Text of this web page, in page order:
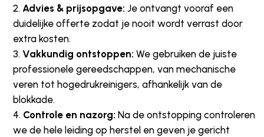
Advies & prijsopgave: Je ontvangt vooraf een
duidelijke offerte zodat je nooit wordt verrast door
extra kosten.
Vakkundig ontstoppen: We gebruiken de juiste
professionele gereedschappen, van mechanische
veren tot hogedrukreinigers, afhankelijk van de
blokkade.
Controle en nazorg: Na de ontstopping controleren
we de hele leiding op herstel en geven je gericht